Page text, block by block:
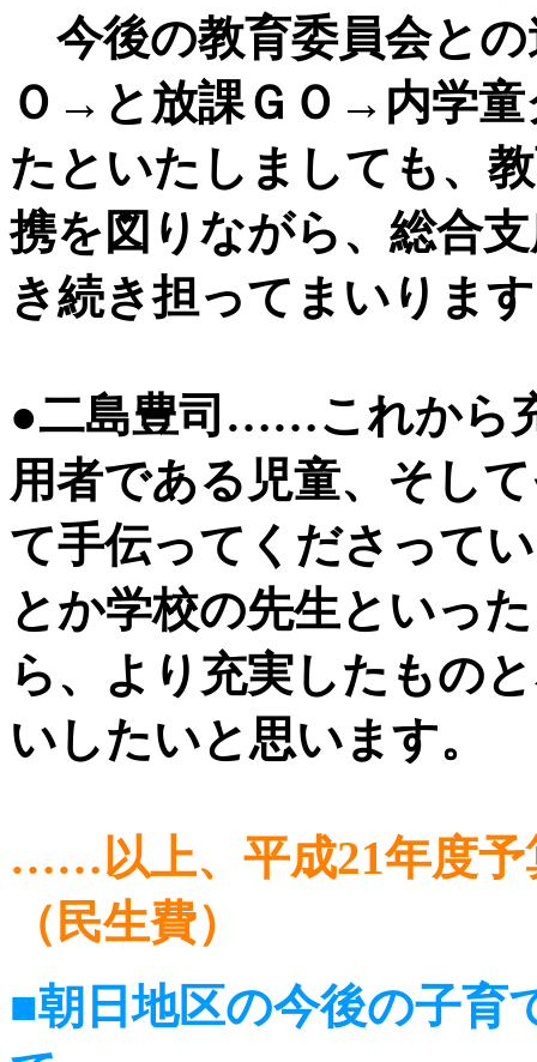
今後の教育委員会と
Ｏ→と放課ＧＯ→内学童
たといたしましても、
携を図りながら、総合
き続き担ってまいりま
●二島豊司……これから
用者である児童、そし
て手伝ってくださって
とか学校の先生といっ
ら、より充実したもの
いしたいと思います。
……以上、平成21年度
（民生費）
■朝日地区の今後の子育